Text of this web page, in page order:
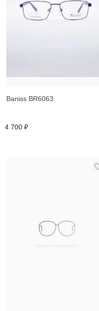
Baniss BR6063
4 700 ₽